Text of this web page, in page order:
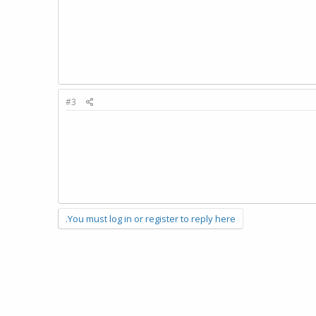
#3
You must log in or register to reply here.